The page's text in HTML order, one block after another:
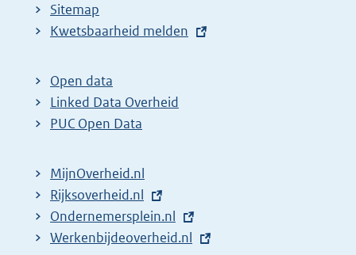
Sitemap
E
t
e
r
l
i
n
k
Kwetsbaarheid melden
Open data
Linked Data Overheid
PUC Open Data
MijnOverheid.nl
E
x
t
Rijksoverheid.nl
E
x
Ondernemersplein.nl
E
Werkenbijdeoverheid.nl